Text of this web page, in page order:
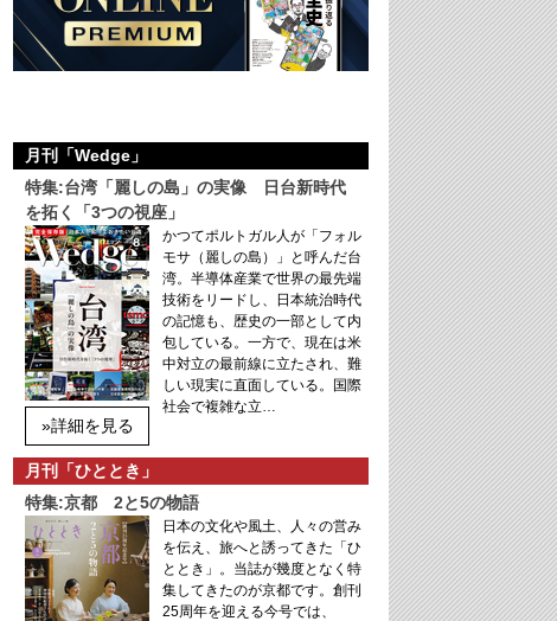
月刊「Wedge」
特集:台湾「麗しの島」の実像 日台新時代
を拓く「3つの視座」
»詳細を見る
かつてポルトガル人が「フォル
モサ（麗しの島）」と呼んだ台
湾。半導体産業で世界の最先端
技術をリードし、日本統治時代
の記憶も、歴史の一部として内
包している。一方で、現在は米
中対立の最前線に立たされ、難
しい現実に直面している。国際
社会で複雑な立…
月刊「ひととき」
特集:京都 2と5の物語
日本の文化や風土、人々の営み
を伝え、旅へと誘ってきた「ひ
ととき」。当誌が幾度となく特
集してきたのが京都です。創刊
25周年を迎える今号では、